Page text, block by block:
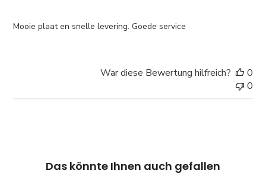
Mooie plaat en snelle levering. Goede service
War diese Bewertung hilfreich?
0
0
Das könnte Ihnen auch gefallen